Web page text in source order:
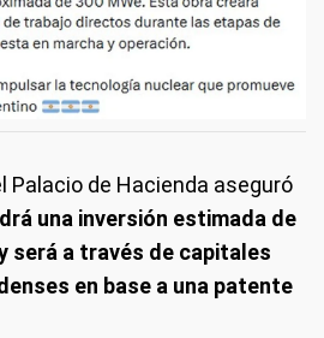
Palacio de Hacienda aseguró
una inversión estimada de
será a través de capitales
en base a una patente